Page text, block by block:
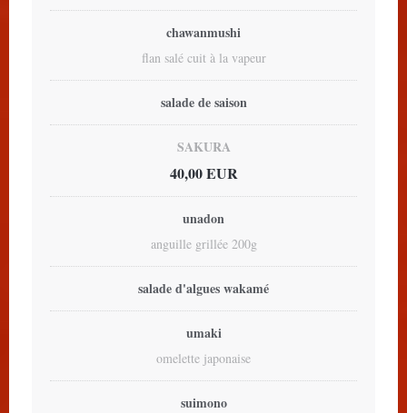
chawanmushi
flan salé cuit à la vapeur
salade de saison
SAKURA
40,00 EUR
unadon
anguille grillée 200g
salade d'algues wakamé
umaki
omelette japonaise
suimono